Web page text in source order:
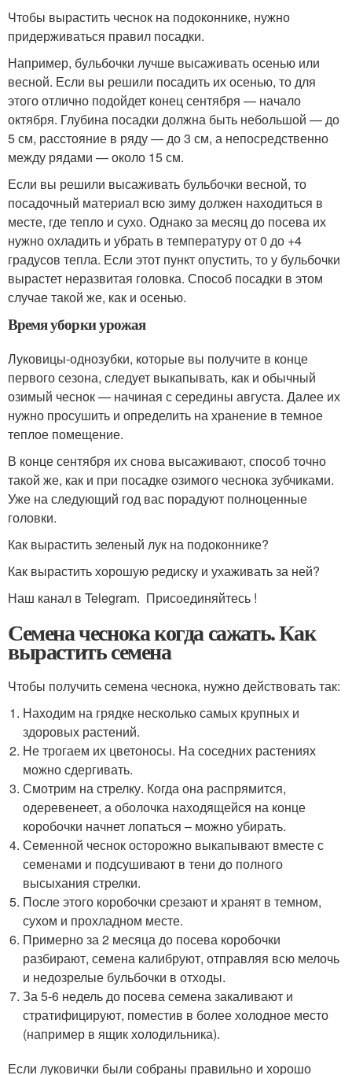
Чтобы вырастить чеснок на подоконнике, нужно
придерживаться правил посадки.
Например, бульбочки лучше высаживать осенью или
весной. Если вы решили посадить их осенью, то для
этого отлично подойдет конец сентября — начало
октября. Глубина посадки должна быть небольшой — до
5 см, расстояние в ряду — до 3 см, а непосредственно
между рядами — около 15 см.
Если вы решили высаживать бульбочки весной, то
посадочный материал всю зиму должен находиться в
месте, где тепло и сухо. Однако за месяц до посева их
нужно охладить и убрать в температуру от 0 до +4
градусов тепла. Если этот пункт опустить, то у бульбочки
вырастет неразвитая головка. Способ посадки в этом
случае такой же, как и осенью.
Время уборки урожая
Луковицы-однозубки, которые вы получите в конце
первого сезона, следует выкапывать, как и обычный
озимый чеснок — начиная с середины августа. Далее их
нужно просушить и определить на хранение в темное
теплое помещение.
В конце сентября их снова высаживают, способ точно
такой же, как и при посадке озимого чеснока зубчиками.
Уже на следующий год вас порадуют полноценные
головки.
Как вырастить зеленый лук на подоконнике?
Как вырастить хорошую редиску и ухаживать за ней?
Наш канал в Telegram. Присоединяйтесь !
Семена чеснока когда сажать. Как
вырастить семена
Чтобы получить семена чеснока, нужно действовать так:
Находим на грядке несколько самых крупных и
здоровых растений.
Не трогаем их цветоносы. На соседних растениях
можно сдергивать.
Смотрим на стрелку. Когда она распрямится,
одеревенеет, а оболочка находящейся на конце
коробочки начнет лопаться – можно убирать.
Семенной чеснок осторожно выкапывают вместе с
семенами и подсушивают в тени до полного
высыхания стрелки.
После этого коробочки срезают и хранят в темном,
сухом и прохладном месте.
Примерно за 2 месяца до посева коробочки
разбирают, семена калибруют, отправляя всю мелочь
и недозрелые бульбочки в отходы.
За 5-6 недель до посева семена закаливают и
стратифицируют, поместив в более холодное место
(например в ящик холодильника).
Если луковички были собраны правильно и хорошо